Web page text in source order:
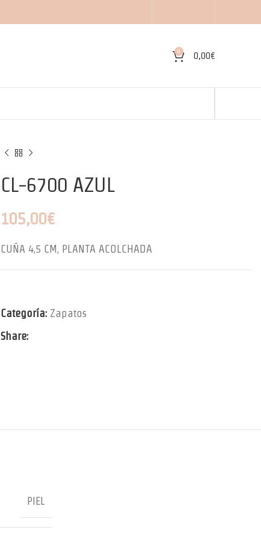
0 0,00€
CL-6700 AZUL
105,00€
CUÑA 4,5 CM, PLANTA ACOLCHADA
Categoría: Zapatos
Share:
PIEL